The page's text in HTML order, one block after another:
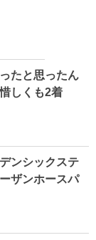
たと思ったん
しくも2着
ンシックステ
ザンホースパ